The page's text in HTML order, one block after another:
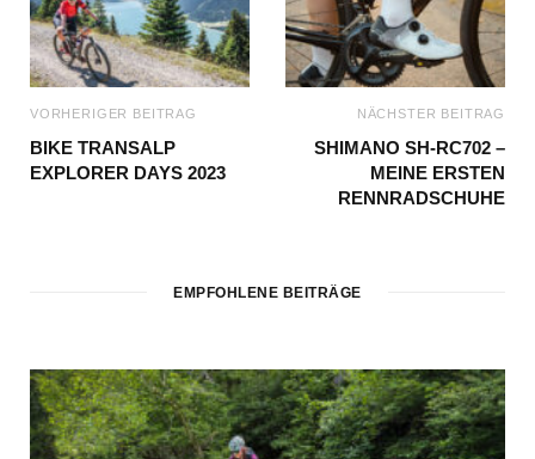
VORHERIGER BEITRAG
BIKE TRANSALP
EXPLORER DAYS 2023
NÄCHSTER BEITRAG
SHIMANO SH-RC702 –
MEINE ERSTEN
RENNRADSCHUHE
EMPFOHLENE BEITRÄGE